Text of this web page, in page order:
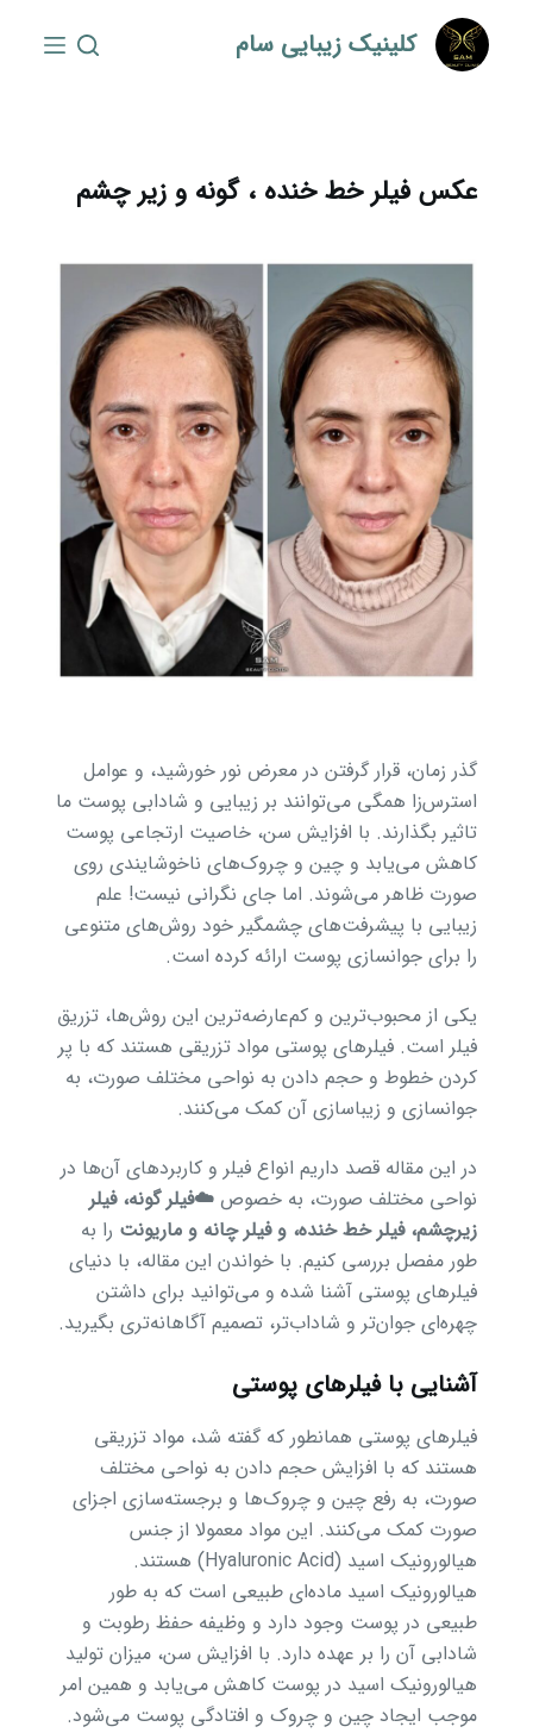
کلینیک زیبایی سام
عکس فیلر خط خنده ، گونه و زیر چشم
گذر زمان، قرار گرفتن در معرض نور خورشید، و عوامل
استرس‌زا همگی می‌توانند بر زیبایی و شادابی پوست ما
تاثیر بگذارند. با افزایش سن، خاصیت ارتجاعی پوست
کاهش می‌یابد و چین و چروک‌های ناخوشایندی روی
صورت ظاهر می‌شوند. اما جای نگرانی نیست! علم
زیبایی با پیشرفت‌های چشمگیر خود روش‌های متنوعی
را برای جوانسازی پوست ارائه کرده است.
یکی از محبوب‌ترین و کم‌عارضه‌ترین این روش‌ها، تزریق
فیلر است. فیلرهای پوستی مواد تزریقی هستند که با پر
کردن خطوط و حجم دادن به نواحی مختلف صورت، به
جوانسازی و زیباسازی آن کمک می‌کنند.
در این مقاله قصد داریم انواع فیلر و کاربردهای آن‌ها در
نواحی مختلف صورت، به خصوص ☁️فیلر گونه، ️فیلر
زیرچشم، فیلر خط خنده، و فیلر چانه و ماریونت را به
طور مفصل بررسی کنیم. با خواندن این مقاله، با دنیای
فیلرهای پوستی آشنا شده و می‌توانید برای داشتن
چهره‌ای جوان‌تر و شاداب‌تر، تصمیم آگاهانه‌تری بگیرید.
آشنایی با فیلرهای پوستی
فیلرهای پوستی همانطور که گفته شد، مواد تزریقی
هستند که با افزایش حجم دادن به نواحی مختلف
صورت، به رفع چین و چروک‌ها و برجسته‌سازی اجزای
صورت کمک می‌کنند. این مواد معمولا از جنس
هیالورونیک اسید (Hyaluronic Acid) هستند.
هیالورونیک اسید ماده‌ای طبیعی است که به طور
طبیعی در پوست وجود دارد و وظیفه حفظ رطوبت و
شادابی آن را بر عهده دارد. با افزایش سن، میزان تولید
هیالورونیک اسید در پوست کاهش می‌یابد و همین امر
موجب ایجاد چین و چروک و افتادگی پوست می‌شود.